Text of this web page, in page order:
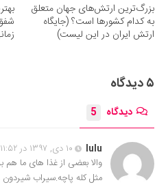
بزرگ‌ترین ارتش‌های جهان متعلق
به کدام کشورها است؟ (جایگاه
ارتش ایران در این لیست)
۵ دیدگاه
دیدگاه 5
lulu
۱۰ دی, ۱۳۹۷ در ۱۱:۵۲ ب٫ظ
والا بعضی از غذا های ما
مثل کله پاچه.سیراب